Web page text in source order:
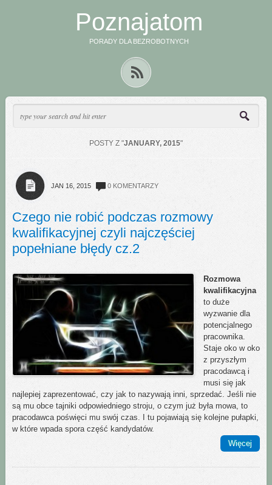
Poznajatom
PORADY DLA BEZROBOTNYCH
POSTY Z "JANUARY, 2015"
JAN 16, 2015 0 KOMENTARZY
Czego nie robić podczas rozmowy
kwalifikacyjnej czyli najczęściej
popełniane błędy cz.2
Rozmowa
kwalifikacyjna
to duże
wyzwanie dla
potencjalnego
pracownika.
Staje oko w oko
z przyszłym
pracodawcą i
musi się jak
najlepiej zaprezentować, czy jak to nazywają inni, sprzedać. Jeśli nie
są mu obce tajniki odpowiedniego stroju, o czym już była mowa, to
pracodawca poświęci mu swój czas. I tu pojawiają się kolejne pułapki,
w które wpada spora część kandydatów.
Więcej